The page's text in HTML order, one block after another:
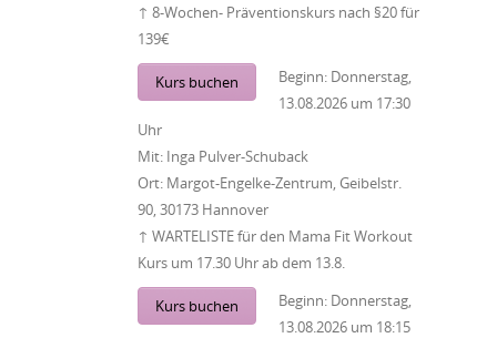
↑ 8-Wochen- Präventionskurs nach §20 für
139€
Kurs buchen Beginn: Donnerstag,
13.08.2026 um 17:30
Uhr
Mit: Inga Pulver-Schuback
Ort: Margot-Engelke-Zentrum, Geibelstr.
90, 30173 Hannover
↑ WARTELISTE für den Mama Fit Workout
Kurs um 17.30 Uhr ab dem 13.8.
Kurs buchen Beginn: Donnerstag,
13.08.2026 um 18:15